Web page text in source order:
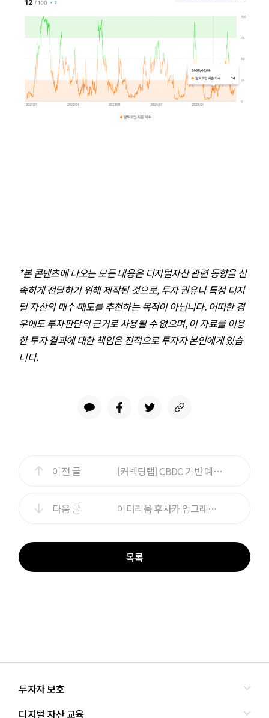
*본 콘텐츠에 나오는 모든 내용은 디지털자산 관련 동향을 신
속하게 전달하기 위해 제작된 것으로, 투자 권유나 특정 디지
털 자산의 매수·매도를 추천하는 목적이 아닙니다. 어떠한 경
우에도 투자판단의 근거로 사용될 수 없으며, 이 자료를 이용
한 투자 결과에 대한 책임은 전적으로 투자자 본인에게 있습
니다.
이전 글 [커넥팅랩] CBDC 기반 예금 토큰의 혁신금융서비스 지정과 그 의미
다음 글 이더리움 후사카 업그레이드를 알아보자
목록
투자자 보호
디지털 자산 교육